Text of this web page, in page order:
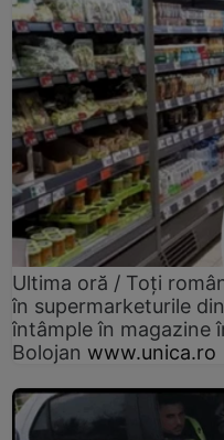
Ultima oră / Toți
în supermarketurile
întâmple în magazine
Bolojan www.unica.ro